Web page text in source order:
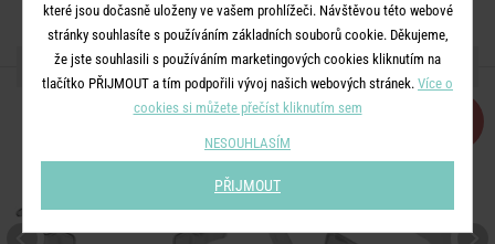
DALŠÍ PRODUKTY ZE SÉRIE
které jsou dočasně uloženy ve vašem prohlížeči. Návštěvou této webové
stránky souhlasíte s používáním základních souborů cookie. Děkujeme,
že jste souhlasili s používáním marketingových cookies kliknutím na
tlačítko PŘIJMOUT a tím podpořili vývoj našich webových stránek. Více o
cookies si můžete přečíst kliknutím sem
NESOUHLASÍM
PŘIJMOUT